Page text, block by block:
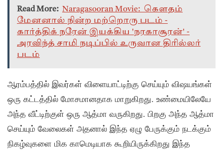
Read More: Naragasooran Movie: கௌதம்
மேனனால் நின்ற மற்றொரு படம் -
கார்த்திக் நரேன் இயக்கிய 'நரகாசூரன்' -
அரவிந்த் சாமி நடிப்பில் உருவான திரில்லர்
படம்
ஆரம்பத்தில் இவர்கள் விளையாட்டிற்கு செய்யும் விஷயங்கள்
ஒரு கட்டத்தில் மோசமானதாக மாறுகிறது. உண்மையிலேயே
அந்த வீட்டிற்குள் ஒரு ஆத்மா வருகிறது. பிறகு அந்த ஆத்மா
செய்யும் வேலைகள் அதனால் இந்த ஏழு பேருக்கும் நடக்கும்
நிகழ்வுகளை மிக காமெடியாக கூறியிருக்கிறது இந்த